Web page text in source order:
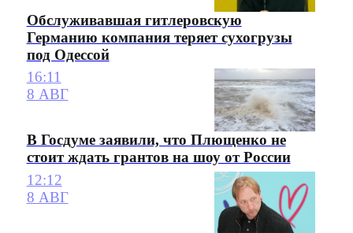
Обслуживавшая гитлеровскую
Германию компания теряет сухогрузы
под Одессой
16:11
8 АВГ
В Госдуме заявили, что Плющенко не
стоит ждать грантов на шоу от России
12:12
8 АВГ